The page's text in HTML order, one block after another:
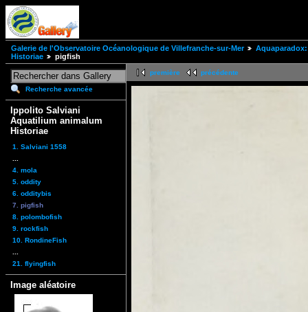
Galerie de l'Observatoire Océanologique de Villefranche-sur-Mer
Historiae
pigfish
Recherche avancée
Ippolito Salviani
Aquatilium animalum
Historiae
1. Salviani 1558
4. mola
5. oddity
6. odditybis
7. pigfish
8. polombofish
9. rockfish
10. RondineFish
21. flyingfish
Image aléatoire
première précédente